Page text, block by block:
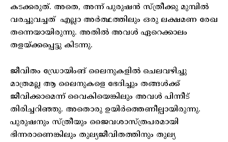
കടക്കരുത്. അതെ, അന്ന് പുരുഷൻ സ്ത്രീക്കു മുമ്പിൽ
വരച്ചുവച്ചത് എല്ലാ അർത്ഥത്തിലും ഒരു ലക്ഷമണ രേഖ
തന്നെയായിരുന്നു. അതിൽ അവൾ ഏറെക്കാലം
തളയ്ക്കപ്പെട്ടു കിടന്നു.
ജീവിതം ഡ്രോയിംങ് ലൈനുകളിൽ ചെലവഴിച്ചു
മാത്രമല്ല ആ ലൈനുകളെ ഭേദിച്ചും തങ്ങൾക്ക്
ജീവിക്കാമെന്ന് വൈകിയെങ്കിലും അവൾ പിന്നീട്
തിരിച്ചറിഞ്ഞു. അതൊരു ഉയിർത്തെണീല്പായിരുന്നു.
പുരുഷനും സ്ത്രീയും ജൈവശാസ്ത്രപരമായി
ഭിന്നരാണെങ്കിലും തുല്യജീവിതത്തിനും തുല്യ